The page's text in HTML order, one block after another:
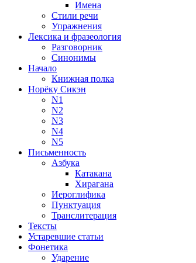
Имена
Стили речи
Упражнения
Лексика и фразеология
Разговорник
Синонимы
Начало
Книжная полка
Норёку Сикэн
N1
N2
N3
N4
N5
Письменность
Азбука
Катакана
Хирагана
Иероглифика
Пунктуация
Транслитерация
Тексты
Устаревшие статьи
Фонетика
Ударение